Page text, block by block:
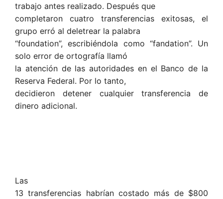
trabajo antes realizado. Después que
completaron cuatro transferencias exitosas, el
grupo erró al deletrear la palabra
“foundation”, escribiéndola como “fandation”. Un
solo error de ortografía llamó
la atención de las autoridades en el Banco de la
Reserva Federal. Por lo tanto,
decidieron detener cualquier transferencia de
dinero adicional.
Las
13 transferencias habrían costado más de $800